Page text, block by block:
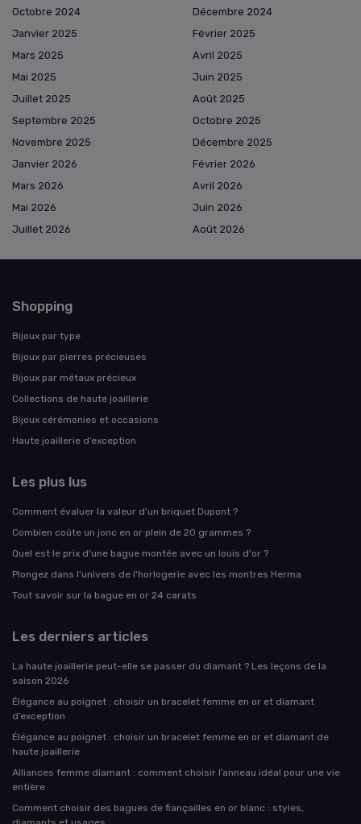
Octobre 2024
Décembre 2024
Janvier 2025
Février 2025
Mars 2025
Avril 2025
Mai 2025
Juin 2025
Juillet 2025
Août 2025
Septembre 2025
Octobre 2025
Novembre 2025
Décembre 2025
Janvier 2026
Février 2026
Mars 2026
Avril 2026
Mai 2026
Juin 2026
Juillet 2026
Août 2026
Shopping
Bijoux par type
Bijoux par pierres précieuses
Bijoux par métaux précieux
Collections de haute joaillerie
Bijoux cérémonies et occasions
Haute joaillerie d’exception
Les plus lus
Comment évaluer la valeur d'un briquet Dupont ?
Combien coûte un jonc en or plein de 20 grammes ?
Quel est le prix d'une bague montée avec un louis d'or ?
Plongez dans l'univers de l'horlogerie avec les montres Herma
Tout savoir sur la bague en or 24 carats
Les derniers articles
La haute joaillerie peut-elle se passer du diamant ? Les leçons de la
saison 2026
Élégance au poignet : choisir un bracelet femme en or et diamant
d’exception
Élégance au poignet : choisir un bracelet femme en or et diamant de
haute joaillerie
Alliances femme diamant : comment choisir l’anneau idéal pour une vie
entière
Comment choisir des bagues de fiançailles en or blanc : styles,